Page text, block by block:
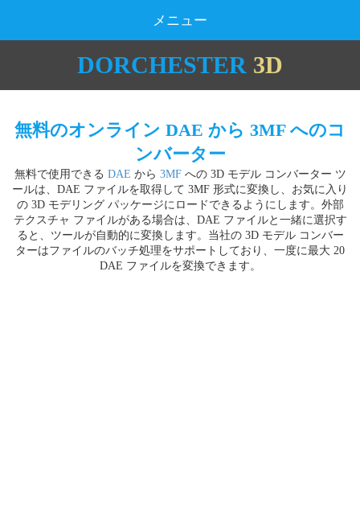
メニュー
DORCHESTER 3D
無料のオンライン DAE から 3MF へのコ
ンバーター
無料で使用できる DAE から 3MFへの 3D モデル コンバーター ツ
ールは、DAE ファイルを取得して 3MF 形式に変換し、お気に入り
の 3D モデリング パッケージにロードできるようにします。外部
テクスチャ ファイルがある場合は、DAE ファイルと一緒に選択す
ると、ツールが自動的に変換します。当社の 3D モデル コンバー
ターはファイルのバッチ処理をサポートしており、一度に最大 20
DAE ファイルを変換できます。